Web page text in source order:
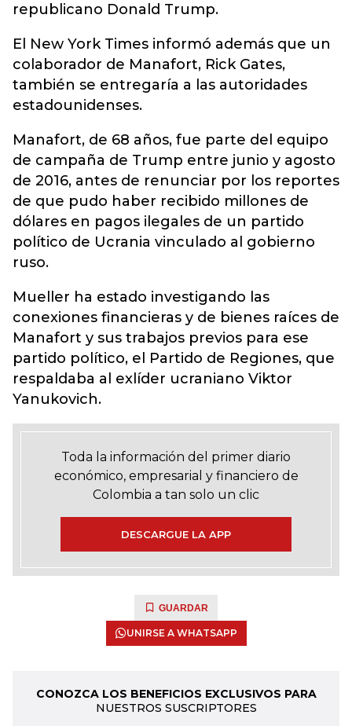
republicano Donald Trump.
El New York Times informó además que un
colaborador de Manafort, Rick Gates,
también se entregaría a las autoridades
estadounidenses.
Manafort, de 68 años, fue parte del equipo
de campaña de Trump entre junio y agosto
de 2016, antes de renunciar por los reportes
de que pudo haber recibido millones de
dólares en pagos ilegales de un partido
político de Ucrania vinculado al gobierno
ruso.
Mueller ha estado investigando las
conexiones financieras y de bienes raíces de
Manafort y sus trabajos previos para ese
partido político, el Partido de Regiones, que
respaldaba al exlíder ucraniano Viktor
Yanukovich.
Toda la información del primer diario
económico, empresarial y financiero de
Colombia a tan solo un clic
DESCARGUE LA APP
GUARDAR
UNIRSE A WHATSAPP
CONOZCA LOS BENEFICIOS EXCLUSIVOS PARA
NUESTROS SUSCRIPTORES